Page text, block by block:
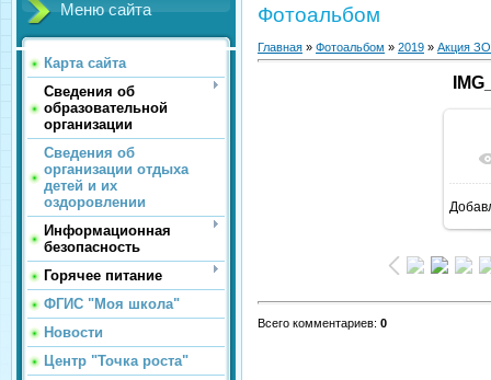
Меню сайта
Карта сайта
Сведения об
образовательной
организации
Сведения об
организации отдыха
детей и их
оздоровлении
Информационная
безопасность
Горячее питание
ФГИС "Моя школа"
Новости
Центр "Точка роста"
Фотоальбом
Главная » Фотоальбом » 2019 » Акция
Всего комментариев: 0